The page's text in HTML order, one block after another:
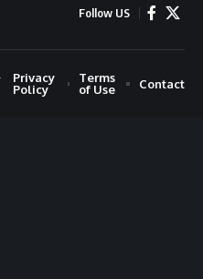
Follow US
Privacy
Policy
Terms
of Use
Contact